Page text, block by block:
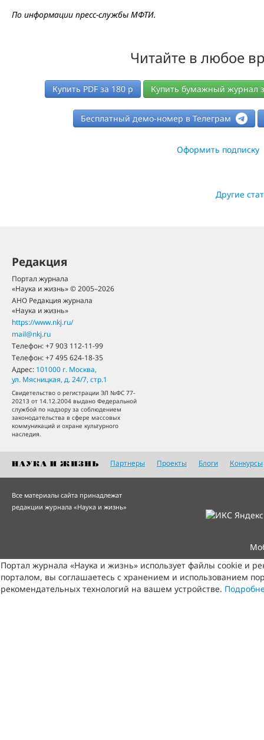
По информации пресс-службы МФТИ.
Читайте в любое
Купить PDF за 180 р Купить бумажный журнал
Бесплатный демо-номер в Телеграм
Оформить подписку
Другие
Редакция
Портал журнала
«Наука и жизнь» © 2005–2026
АНО Редакция журнала
«Наука и жизнь»
https://www.nkj.ru/
mail@nkj.ru
Телефон:+7 903 112-11-99
Телефон:+7 495 624-18-35
Адрес: 101000 г. Москва,
ул. Мясницкая, д. 24/7, стр.1
Свидетельство о регистрации ЭЛ №ФС 77-
20213 от 14.12.2004 выдано Федеральной
службой по надзору за соблюдением
законодательства в сфере массовых
коммуникаций и охране культурного
наследия.
Партнеры Проекты Блоги Конкурсы
Все материалы сайта принадлежат
редакции журнала «Наука и жизнь»
Портал журнала «Наука и жизнь» использует файлы cookie и
порталом, вы соглашаетесь с хранением и использованием
рекомендательных технологий на вашем устройстве.